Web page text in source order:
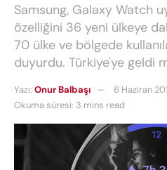
Samsung, Galaxy Watch
özelliğini 36 yeni ülkeye
70 ülke ve bölgede
duyurdu. Türkiye'ye geldi
Yazı: Onur Balbaşı
6 Haziran
Okuma süresi: 3 mins read